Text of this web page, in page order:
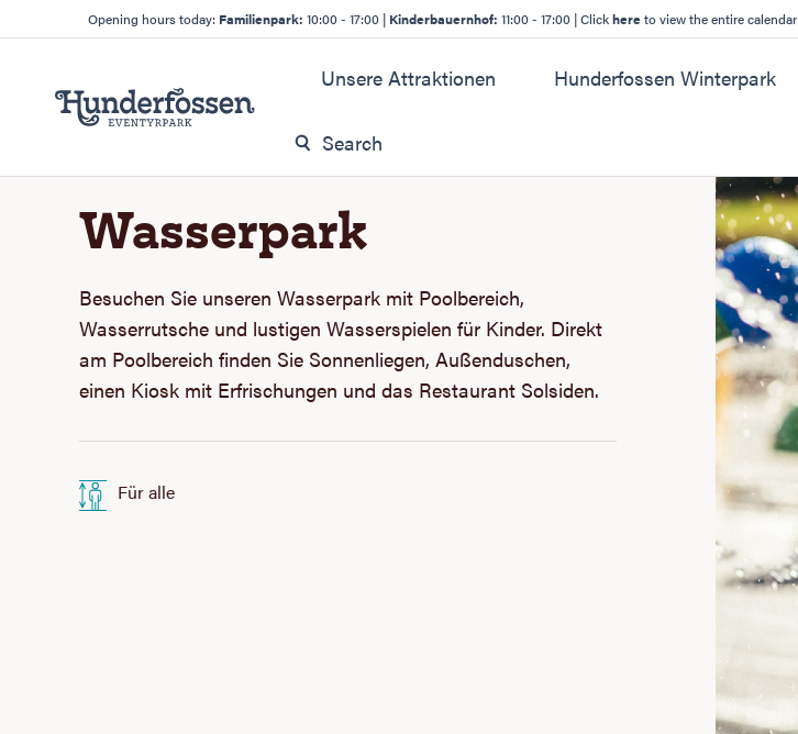
Opening hours today: Familienpark: 10:00 - 17:00 | Kinderbauernhof: 11:00 - 17:00 |Clickhereto view the entire calendar
Unsere Attraktionen Hunderfossen Winterpark
Wasserpark
Besuchen Sie unseren Wasserpark mit Poolbereich,
Wasserrutsche und lustigen Wasserspielen für Kinder. Direkt
am Poolbereich finden Sie Sonnenliegen, Außenduschen,
einen Kiosk mit Erfrischungen und das Restaurant Solsiden.
Für alle